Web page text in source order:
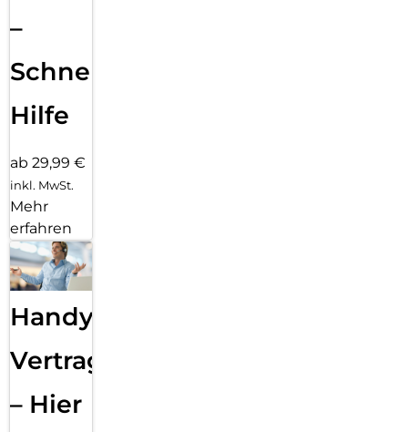
–
Schnelle
Hilfe
ab 29,99 €
inkl. MwSt.
Mehr
erfahren
Handy
Vertragsabwicklung
– Hier